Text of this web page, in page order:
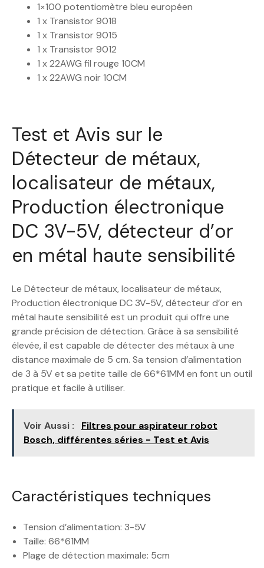
1×100 potentiomètre bleu européen
1 x Transistor 9018
1 x Transistor 9015
1 x Transistor 9012
1 x 22AWG fil rouge 10CM
1 x 22AWG noir 10CM
Test et Avis sur le
Détecteur de métaux,
localisateur de métaux,
Production électronique
DC 3V-5V, détecteur d’or
en métal haute sensibilité
Le Détecteur de métaux, localisateur de métaux,
Production électronique DC 3V-5V, détecteur d’or en
métal haute sensibilité est un produit qui offre une
grande précision de détection. Grâce à sa sensibilité
élevée, il est capable de détecter des métaux à une
distance maximale de 5 cm. Sa tension d’alimentation
de 3 à 5V et sa petite taille de 66*61MM en font un outil
pratique et facile à utiliser.
Voir Aussi :
Filtres pour aspirateur robot
Bosch, différentes séries - Test et Avis
Caractéristiques techniques
Tension d’alimentation: 3-5V
Taille: 66*61MM
Plage de détection maximale: 5cm